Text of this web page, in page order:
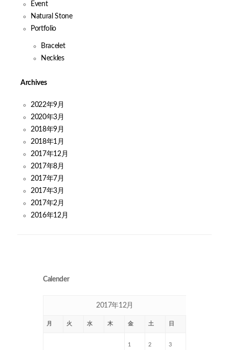
Event
Natural Stone
Portfolio
Bracelet
Neckles
Archives
2022年9月
2020年3月
2018年9月
2018年1月
2017年12月
2017年8月
2017年7月
2017年3月
2017年2月
2016年12月
Calender
2017年12月
月 火 水 木 金 土 日
1 2 3